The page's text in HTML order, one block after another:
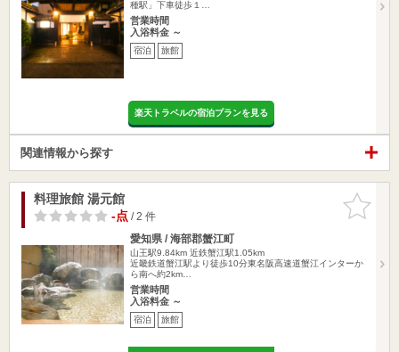
種駅」下車徒歩１…
営業時間
入浴料金 ～
宿泊 旅館
楽天トラベルの宿泊プランを見る
関連情報から探す
お気に入
りに追加
料理旅館 湯元館
-点/ 2 件
愛知県 / 海部郡蟹江町
山王駅9.84km 近鉄蟹江駅1.05km
近畿鉄道蟹江駅より徒歩10分東名阪高速道蟹江インターか
ら南へ約2km…
営業時間
入浴料金 ～
宿泊 旅館